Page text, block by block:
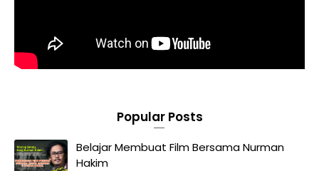
Popular Posts
Belajar Membuat Film Bersama Nurman
Hakim